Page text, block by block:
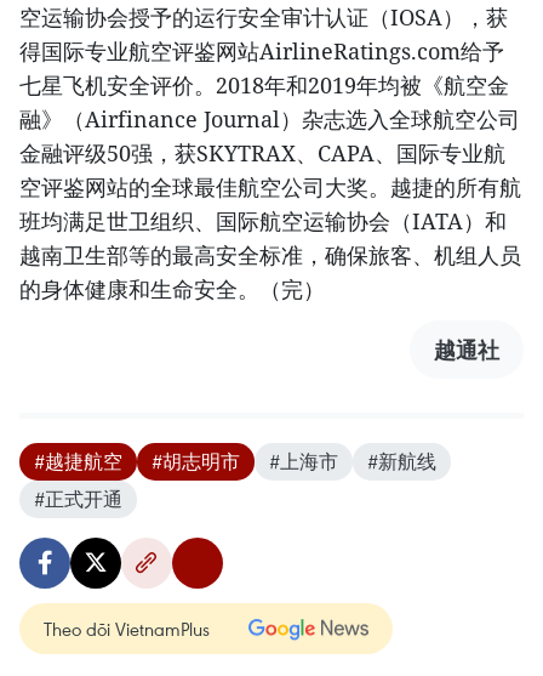
空运输协会授予的运行安全审计认证（IOSA），获
得国际专业航空评鉴网站AirlineRatings.com给予
七星飞机安全评价。2018年和2019年均被《航空金
融》（Airfinance Journal）杂志选入全球航空公司
金融评级50强，获SKYTRAX、CAPA、国际专业航
空评鉴网站的全球最佳航空公司大奖。越捷的所有航
班均满足世卫组织、国际航空运输协会（IATA）和
越南卫生部等的最高安全标准，确保旅客、机组人员
的身体健康和生命安全。（完）
越通社
#越捷航空 #胡志明市 #上海市
#新航线
#正式开通
Theo dõi VietnamPlus